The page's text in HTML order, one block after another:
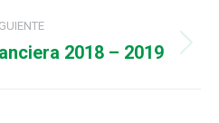
Publicación2018 – 2019